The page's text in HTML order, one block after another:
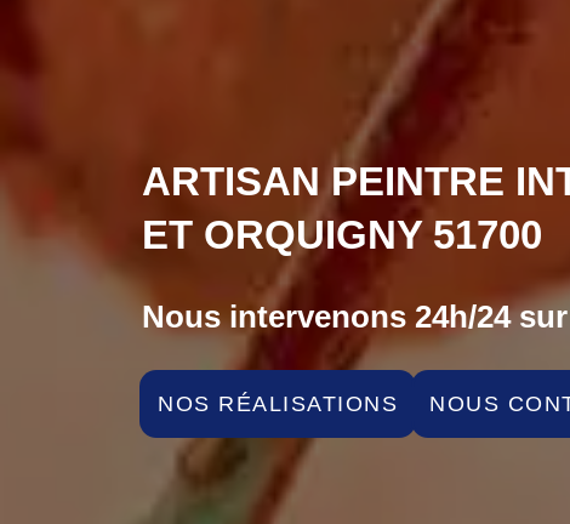
ARTISAN PEINTRE
ET ORQUIGNY 51700
Nous intervenons 24h/24
NOS RÉALISATIONS NOUS